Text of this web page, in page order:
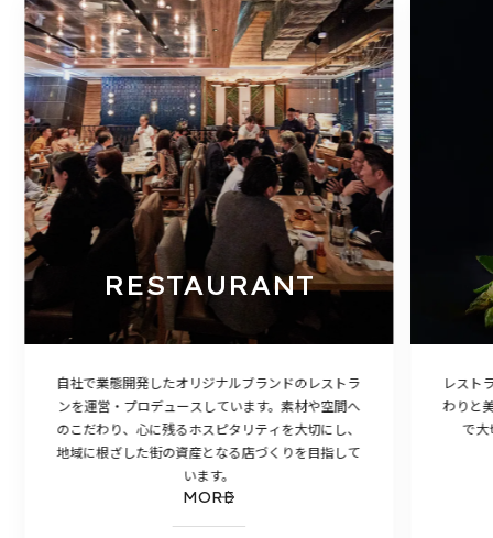
RESTAURANT
自社で業態開発したオリジナルブランドのレストラ
ンを運営・プロデュースしています。素材や空間へ
のこだわり、心に残るホスピタリティを大切にし、
地域に根ざした街の資産となる店づくりを目指して
います。
MORE
レスト
わりと
で大